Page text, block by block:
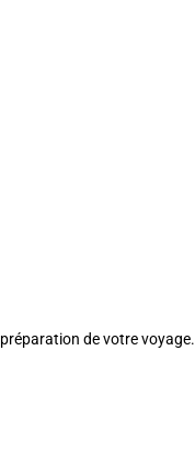
de votre voyage.